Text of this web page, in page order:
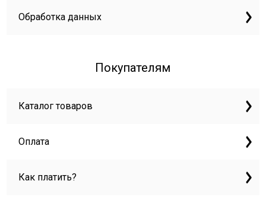
Обработка данных
Покупателям
Каталог товаров
Оплата
Как платить?